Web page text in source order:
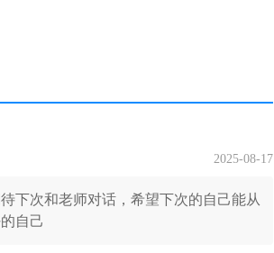
2025-08-17
下次和老师对话，希望下次的自己能从
自己